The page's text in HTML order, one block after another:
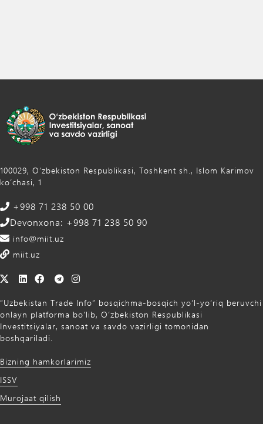
100029, Oʻzbekiston Respublikasi, Toshkent sh., Islom Karimov
ko‘chasi, 1
+998 71 238 50 00
Devonxona: +998 71 238 50 90
info@miit.uz
miit.uz
“Uzbekistan Trade Info” bosqichma-bosqich yo‘l-yo‘riq beruvchi
onlayn platforma bo‘lib, O‘zbekiston Respublikasi
Investitsiyalar, sanoat va savdo vazirligi tomonidan
boshqariladi.
Bizning hamkorlarimiz
ISSV
Murojaat qilish